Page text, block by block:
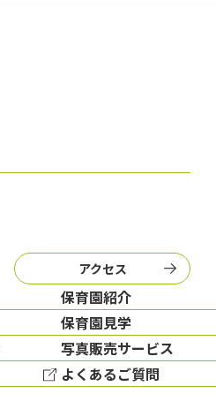
アクセス
保育園紹介
保育園見学
写真販売サービス
よくあるご質問